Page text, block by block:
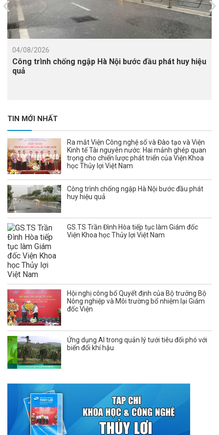
04/08/2026
Công trình chống ngập Hà Nội bước đầu phát huy hiệu
quả
TIN MỚI NHẤT
Ra mắt Viện Công nghệ số và Đào tạo và Viện
Kinh tế Tài nguyên nước: Hai mảnh ghép quan
trọng cho chiến lược phát triển của Viện Khoa
học Thủy lợi Việt Nam
Công trình chống ngập Hà Nội bước đầu phát
huy hiệu quả
GS.TS Trần Đình Hòa tiếp tục làm Giám đốc
Viện Khoa học Thủy lợi Việt Nam
Hội nghị công bố Quyết định của Bộ trưởng Bộ
Nông nghiệp và Môi trường bổ nhiệm lại Giám
đốc Viện
Ứng dụng AI trong quản lý tưới tiêu đối phó với
biến đổi khí hậu